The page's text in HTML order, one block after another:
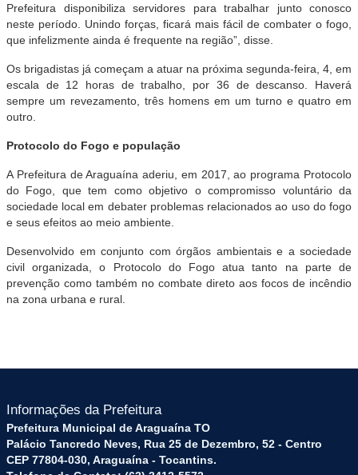
Prefeitura disponibiliza servidores para trabalhar junto conosco
neste período. Unindo forças, ficará mais fácil de combater o fogo,
que infelizmente ainda é frequente na região”, disse.
Os brigadistas já começam a atuar na próxima segunda-feira, 4, em
escala de 12 horas de trabalho, por 36 de descanso. Haverá
sempre um revezamento, três homens em um turno e quatro em
outro.
Protocolo do Fogo e população
A Prefeitura de Araguaína aderiu, em 2017, ao programa Protocolo
do Fogo, que tem como objetivo o compromisso voluntário da
sociedade local em debater problemas relacionados ao uso do fogo
e seus efeitos ao meio ambiente.
Desenvolvido em conjunto com órgãos ambientais e a sociedade
civil organizada, o Protocolo do Fogo atua tanto na parte de
prevenção como também no combate direto aos focos de incêndio
na zona urbana e rural.
Informações da Prefeitura
Prefeitura Municipal de Araguaína TO
Palácio Tancredo Neves, Rua 25 de Dezembro, 52 - Centro
CEP 77804-030, Araguaína - Tocantins.